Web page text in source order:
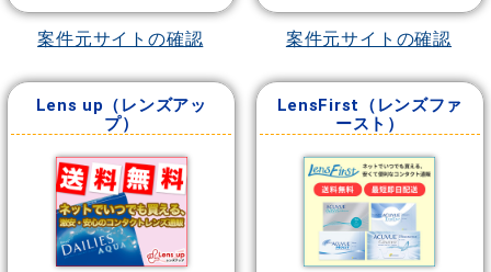
案件元サイトの確認 案件元サイトの確認
Lens up（レンズアッ
プ）
LensFirst（レンズファ
ースト）